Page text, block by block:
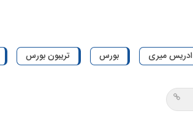
ادریس میری بورس تریبون بورس